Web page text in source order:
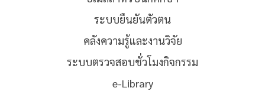
ระบบยืนยันตัวตน
คลังความรู้และงานวิจัย
ระบบตรวจสอบชั่วโมงกิจกรรม
e-Library